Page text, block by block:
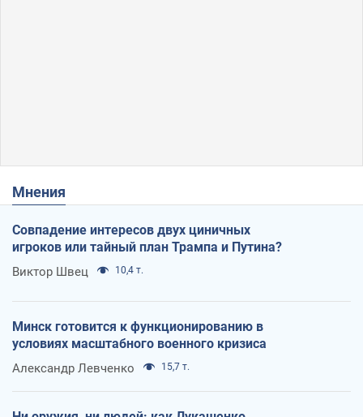
Мнения
Совпадение интересов двух циничных
игроков или тайный план Трампа и Путина?
Виктор Швец 10,4 т.
Минск готовится к функционированию в
условиях масштабного военного кризиса
Александр Левченко 15,7 т.